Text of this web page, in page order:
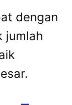
dengan
jumlah